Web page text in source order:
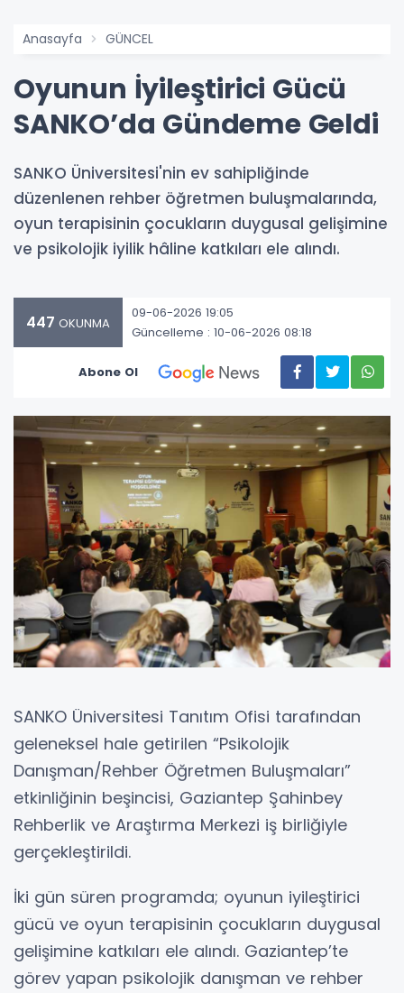
Anasayfa GÜNCEL
Oyunun İyileştirici Gücü
SANKO’da Gündeme Geldi
SANKO Üniversitesi'nin ev sahipliğinde
düzenlenen rehber öğretmen buluşmalarında,
oyun terapisinin çocukların duygusal gelişimine
ve psikolojik iyilik hâline katkıları ele alındı.
447 OKUNMA
09-06-2026 19:05
Güncelleme : 10-06-2026 08:18
Abone Ol
SANKO Üniversitesi Tanıtım Ofisi tarafından
geleneksel hale getirilen “Psikolojik
Danışman/Rehber Öğretmen Buluşmaları”
etkinliğinin beşincisi, Gaziantep Şahinbey
Rehberlik ve Araştırma Merkezi iş birliğiyle
gerçekleştirildi.
İki gün süren programda; oyunun iyileştirici
gücü ve oyun terapisinin çocukların duygusal
gelişimine katkıları ele alındı. Gaziantep’te
görev yapan psikolojik danışman ve rehber